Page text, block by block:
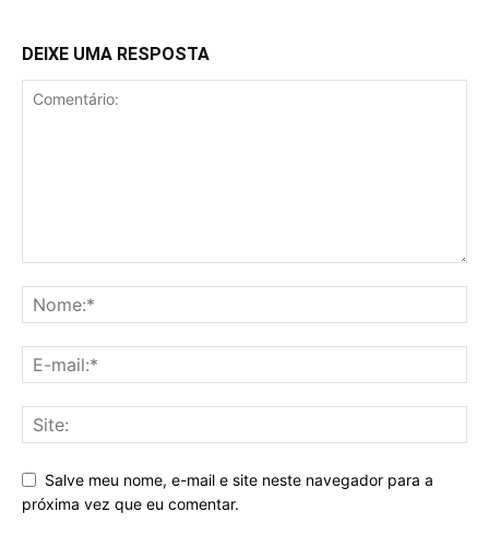
DEIXE UMA RESPOSTA
Salve meu nome, e-mail e site neste navegador para a
próxima vez que eu comentar.